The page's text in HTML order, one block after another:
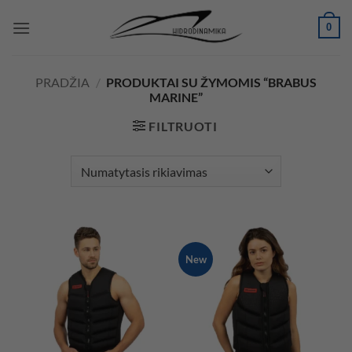
0
PRADŽIA / PRODUKTAI SU ŽYMOMIS “BRABUS
MARINE”
FILTRUOTI
New